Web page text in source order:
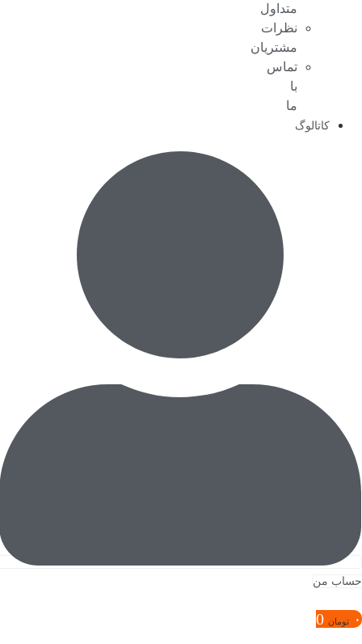
متداول
نظرات
مشتریان
تماس
با
ما
کاتالوگ
حساب من
۰ تومان 0